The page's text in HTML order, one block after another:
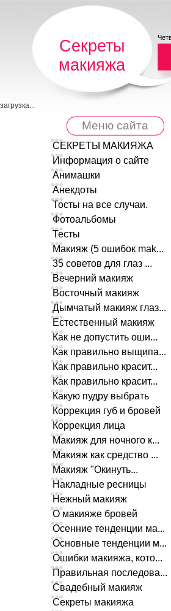
Секреты
макияжа
загрузка...
Меню сайта
СЕКРЕТЫ МАКИЯЖА
Информация о сайте
Анимашки
Анекдоты
Тосты на все случаи.
Фотоальбомы
Тесты
Макияж (5 ошибок mak...
35 советов для глаз ...
Вечерний макияж
Восточный макияж
Дымчатый макияж глаз...
Естественный макияж
Как не допустить оши...
Как правильно выщипа...
Как правильно красит...
Как правильно красит...
Какую пудру выбрать
Коррекция губ и бровей
Коррекция лица
Макияж для ночного к...
Макияж как средство ...
Макияж "Окинуть...
Накладные ресницы
Нежный макияж
О макияже бровей
Осенние тенденции ма...
Основные тенденции м...
Ошибки макияжа, кото...
Правильная последова...
Свадебный макияж
Секреты макияжа